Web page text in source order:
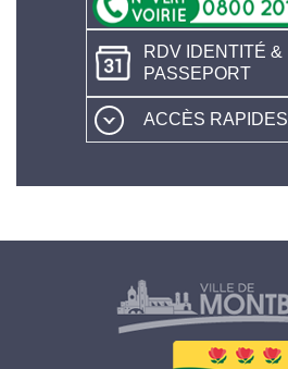
RDV IDENTITÉ &
PASSEPORT
ACCÈS RAPIDES